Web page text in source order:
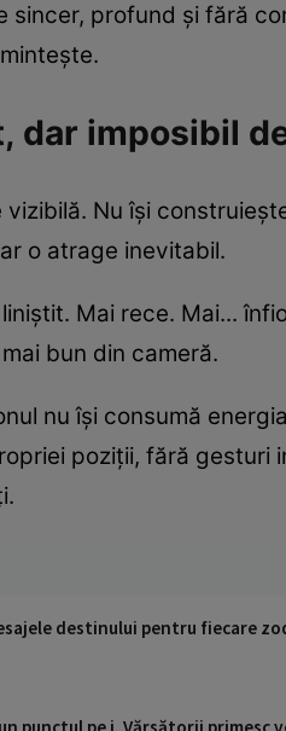
sincer, profund și fără
dar imposibil
Nu își
o atrage inevitabil.
Mai rece. Mai...
bun din cameră.
nu își consumă
poziții, fără
destinului pentru fiecare
punctul pe i, Vărsătorii primesc